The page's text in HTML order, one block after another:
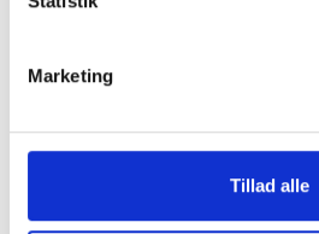
Marketing
Tillad alle